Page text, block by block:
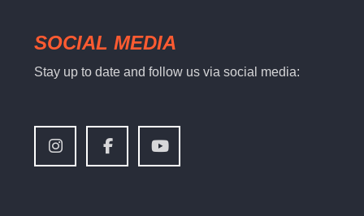
SOCIAL MEDIA
Stay up to date and follow us via social media: